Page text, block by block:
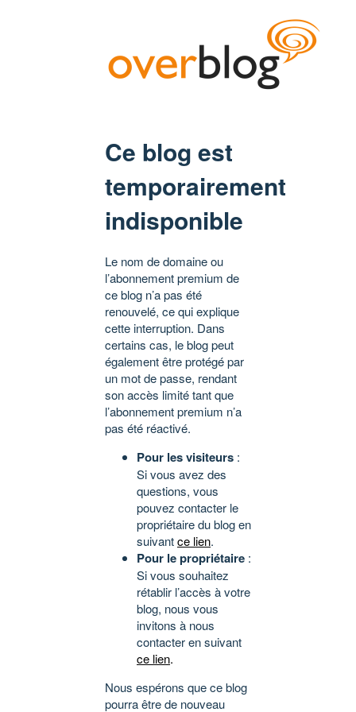
Ce blog est
temporairement
indisponible
Le nom de domaine ou
l’abonnement premium de
ce blog n’a pas été
renouvelé, ce qui explique
cette interruption. Dans
certains cas, le blog peut
également être protégé par
un mot de passe, rendant
son accès limité tant que
l’abonnement premium n’a
pas été réactivé.
Pour les visiteurs :
Si vous avez des
questions, vous
pouvez contacter le
propriétaire du blog en
suivantce lien.
Pour le propriétaire :
Si vous souhaitez
rétablir l’accès à votre
blog, nous vous
invitons à nous
contacter en suivant
ce lien.
Nous espérons que ce blog
pourra être de nouveau